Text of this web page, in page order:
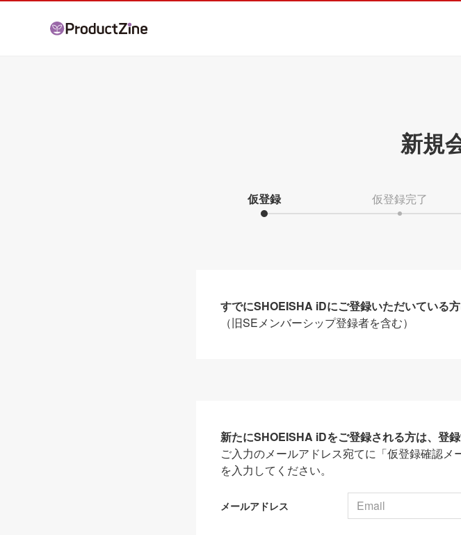
新規
仮登録 仮登録完了
すでにSHOEISHA iDにご登録いただいている
（旧SEメンバーシップ登録者を含む）
新たにSHOEISHA iDをご登録される方は、登
ご入力のメールアドレス宛てに「仮登録確認
を入力してください。
メールアドレス